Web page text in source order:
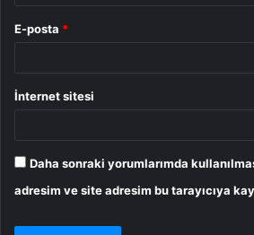
E-posta *
İnternet sitesi
Daha sonraki yorumlarımda
adresim ve site adresim bu tarayıcıya